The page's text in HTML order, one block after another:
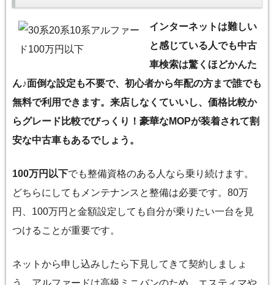
インターネットは難しい
と感じている人でも中古
車検索は驚くほどかんた
ん♪面倒な設定も不要で、初心者から年配の方まで誰でも
無料で利用できます。来店しなくていいし、価格比較か
らグレード比較でびっくり！豪華なMOPが装着されて割
安な中古車もあるでしょう。
100万円以下でも整備資格のある人なら乗り続けます。
どちらにしてもメンテナンスと整備は必要です。80万
円、100万円と金額設定しても自分が乗りたい一台を見
つけることが重要です。
ネットから申し込みしたら下見してきて契約しましょ
う。アルファードは高級ミニバンのため、エスティマや